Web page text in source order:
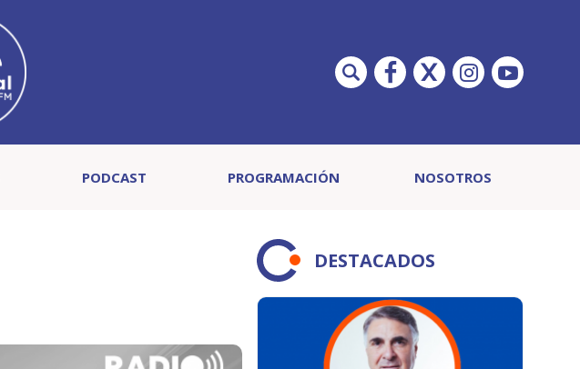
PODCAST PROGRAMACIÓN NOSOTROS
DESTACADOS